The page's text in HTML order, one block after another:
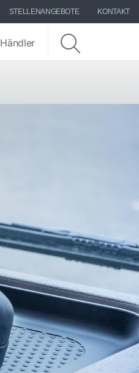
STELLENANGEBOTE KONTAKT
Händler